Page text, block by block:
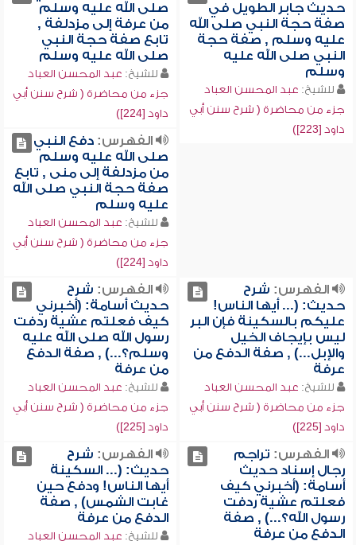
حديث جابر الطويل في
صفة حجة النبي صلى الله
عليه وسلم , صفة حجة
النبي صلى الله عليه
وسلم
للشيخ: عبد المحسن العباد
جزء من محاضرة ( شرح سنن أبي
داود [223])
صلى الله عليه وسلم
من عرفة إلى مزدلفة ,
تابع صفة حجة النبي
صلى الله عليه وسلم
للشيخ: عبد المحسن العباد
جزء من محاضرة ( شرح سنن أبي
داود [224])
الفهرس:دفع النبي
صلى الله عليه وسلم
من مزدلفة إلى منى , تابع
صفة حجة النبي صلى الله
عليه وسلم
للشيخ: عبد المحسن العباد
جزء من محاضرة ( شرح سنن أبي
داود [224])
الفهرس: شرح
حديث: (... أيها الناس!
عليكم بالسكينة فإن البر
ليس بإيجاف الخيل
والإبل...) , صفة الدفع من
عرفة
للشيخ: عبد المحسن العباد
جزء من محاضرة ( شرح سنن أبي
داود [225])
الفهرس: شرح
حديث أسامة: (أخبرني
كيف فعلتم عشية ردفت
رسول الله صلى الله عليه
وسلم؟...) , صفة الدفع
من عرفة
للشيخ: عبد المحسن العباد
جزء من محاضرة ( شرح سنن أبي
داود [225])
الفهرس: تراجم
رجال إسناد حديث
أسامة: (أخبرني كيف
فعلتم عشية ردفت
رسول الله؟...) , صفة
الدفع من عرفة
الفهرس: شرح
حديث: (... السكينة
أيها الناس! ودفع حين
غابت الشمس) , صفة
الدفع من عرفة
للشيخ: عبد المحسن العباد